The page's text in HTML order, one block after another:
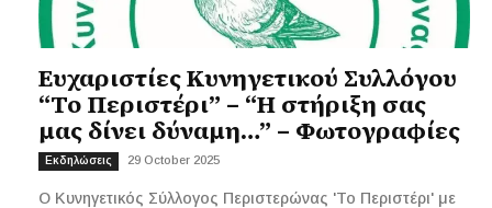
Ευχαριστίες Κυνηγετικού Συλλόγου
“Το Περιστέρι” – “Η στήριξη σας
μας δίνει δύναμη…” – Φωτογραφίες
Εκδηλώσεις 29 October 2025
O Κυνηγετικός Σύλλογος Περιστερώνας 'Το Περιστέρι' με